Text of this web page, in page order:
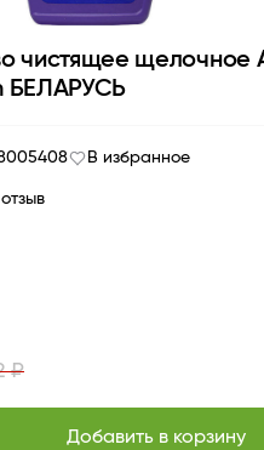
чистящее щелочное
БЕЛАРУСЬ
В избранное
₽
Добавить в корзину